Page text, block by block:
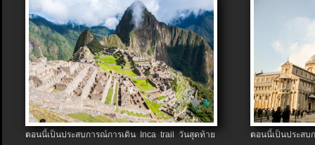
ตอนนี้เป็นประสบการณ์การเดิน Inca trail วันสุดท้าย
ตอนนี้เป็นประส